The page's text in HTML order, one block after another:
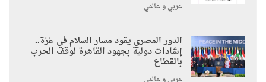
عربي و عالمي
الدور المصري يقود مسار السلام في غزة..
إشادات دولية بجهود القاهرة لوقف الحرب
بالقطاع